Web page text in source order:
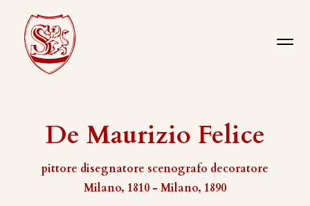
De Maurizio Felice
pittore disegnatore scenografo decoratore
Milano, 1810 - Milano, 1890